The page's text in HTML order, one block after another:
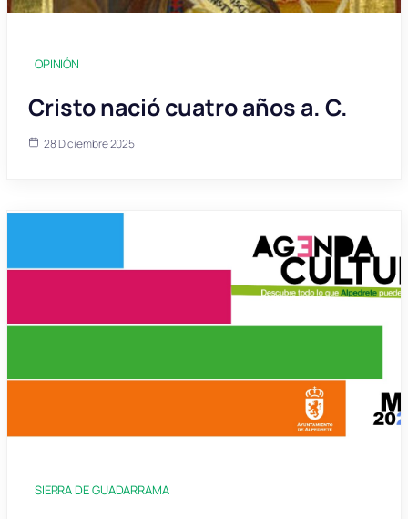
OPINIÓN
Cristo nació cuatro años a. C.
28 Diciembre 2025
SIERRA DE GUADARRAMA